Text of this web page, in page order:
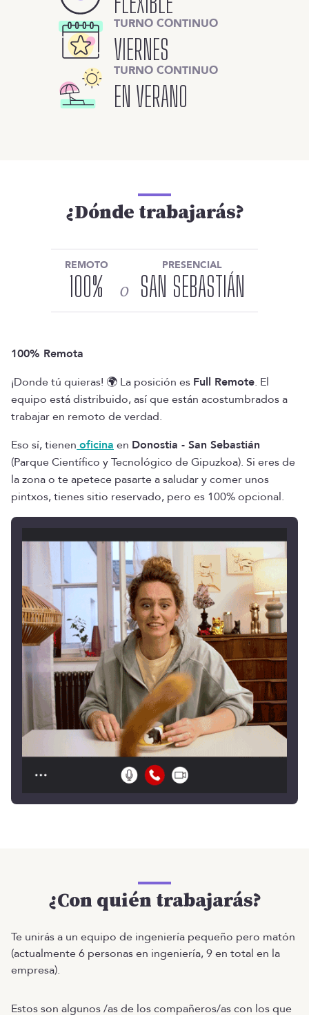
TURNO CONTINUO
VIERNES
TURNO CONTINUO
EN VERANO
¿Dónde trabajarás?
REMOTO
100% o
PRESENCIAL
SAN SEBASTIÁN
100% Remota
¡Donde tú quieras! 🌍 La posición es Full Remote. El
equipo está distribuido, así que están acostumbrados a
trabajar en remoto de verdad.
Eso sí, tienen oficina en Donostia - San Sebastián
(Parque Científico y Tecnológico de Gipuzkoa). Si eres de
la zona o te apetece pasarte a saludar y comer unos
pintxos, tienes sitio reservado, pero es 100% opcional.
¿Con quién trabajarás?
Te unirás a un equipo de ingeniería pequeño pero matón
(actualmente 6 personas en ingeniería, 9 en total en la
empresa).
Estos son algunos /as de los compañeros/as con los que